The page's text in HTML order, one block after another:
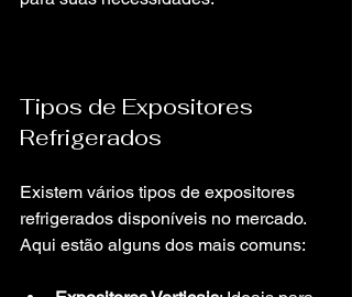
Tipos de Expositores
Refrigerados
Existem vários tipos de expositores
refrigerados disponíveis no mercado.
Aqui estão alguns dos mais comuns: